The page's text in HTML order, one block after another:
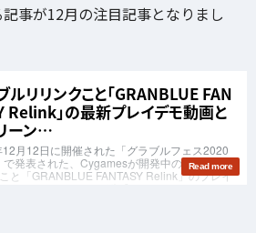
事が12月の注目記事となりまし